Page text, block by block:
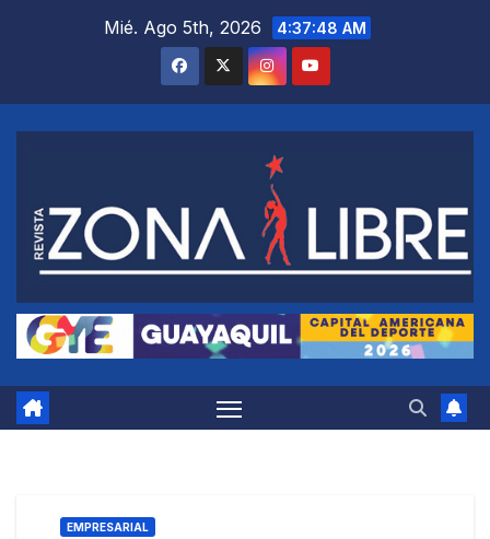
Mié. Ago 5th, 2026 4:37:49 AM
EMPRESARIAL